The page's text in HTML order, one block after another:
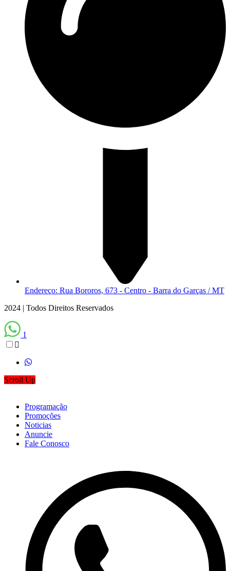
Endereço: Rua Bororos, 673 - Centro - Barra do Garças / MT
2024 | Todos Direitos Reservados
1
Scroll Up
Programação
Promoções
Noticias
Anuncie
Fale Conosco